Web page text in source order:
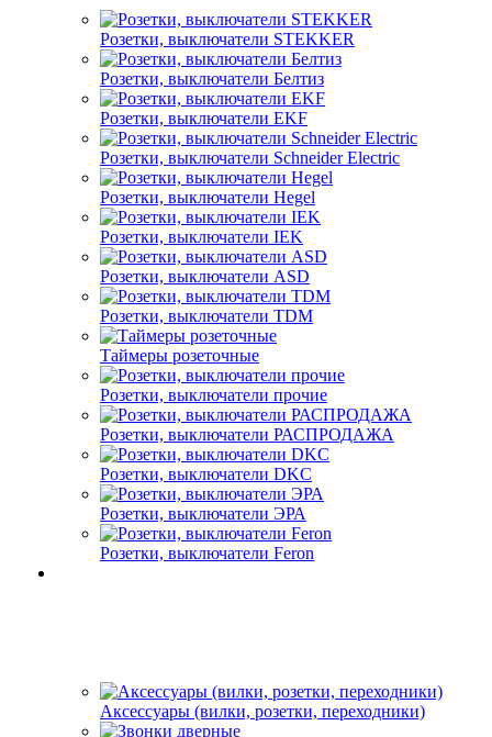
Розетки, выключатели STEKKER
Розетки, выключатели Белтиз
Розетки, выключатели EKF
Розетки, выключатели Schneider Electric
Розетки, выключатели Hegel
Розетки, выключатели IEK
Розетки, выключатели ASD
Розетки, выключатели TDM
Таймеры розеточные
Розетки, выключатели прочие
Розетки, выключатели РАСПРОДАЖА
Розетки, выключатели DKC
Розетки, выключатели ЭРА
Розетки, выключатели Feron
Аксессуары (вилки, розетки, переходники)